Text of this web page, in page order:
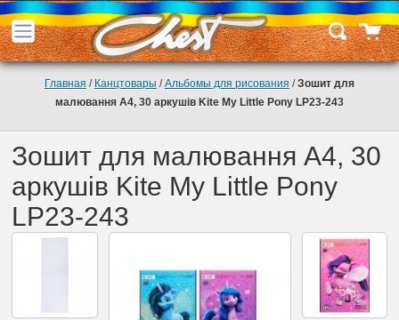
Главная / Канцтовары /Альбомы для рисования /Зошит для
малювання А4, 30 аркушів Kite My Little Pony LP23-243
Зошит для малювання А4, 30
аркушів Kite My Little Pony
LP23-243